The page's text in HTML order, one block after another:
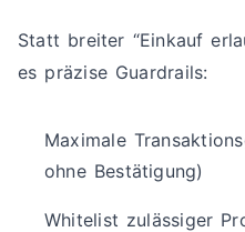
Statt breiter “Einkauf
es präzise Guardrails:
Maximale
ohne Bestätigung)
Whitelist zulässiger